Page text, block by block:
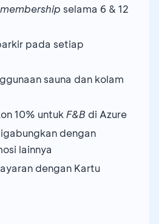
membership selama 6 & 12
pada setiap
sauna dan kolam
10% untuk F&B di Azure
dengan
lainnya
dengan Kartu